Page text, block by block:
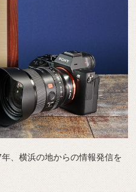
、横浜の地からの情報発信を